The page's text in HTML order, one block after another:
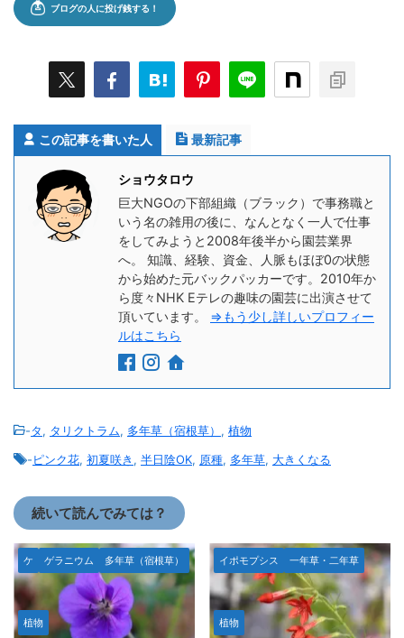
この記事を書いた人 最新記事
ショウタロウ
巨大NGOの下部組織（ブラック）で事務職と
いう名の雑用の後に、なんとなく一人で仕事
をしてみようと2008年後半から園芸業界
へ。 知識、経験、資金、人脈もほぼ0の状態
から始めた元バックパッカーです。2010年か
ら度々NHK Eテレの趣味の園芸に出演させて
頂いています。 ⇒もう少し詳しいプロフィー
ルはこちら
-タ, タリクトラム, 多年草（宿根草） , 植物
-ピンク花, 初夏咲き , 半日陰OK, 原種, 多年草, 大きくなる
続いて読んでみては？
ケ ゲラニウム 多年草（宿根草）
植物
イポモプシス 一年草・二年草
植物